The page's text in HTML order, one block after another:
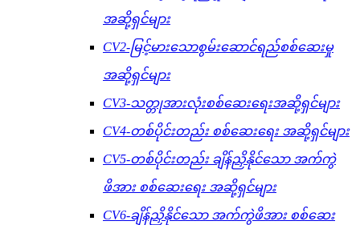
အဆို့ရှင်များ
CV2-မြင့်မားသောစွမ်းဆောင်ရည်စစ်ဆေးမှု
အဆို့ရှင်များ
CV3-သတ္တုအားလုံးစစ်ဆေးရေးအဆို့ရှင်များ
CV4-တစ်ပိုင်းတည်း စစ်ဆေးရေး အဆို့ရှင်များ
CV5-တစ်ပိုင်းတည်း ချိန်ညှိနိုင်သော အက်ကွဲ
ဖိအား စစ်ဆေးရေး အဆို့ရှင်များ
CV6-ချိန်ညှိနိုင်သော အက်ကွဲဖိအား စစ်ဆေး